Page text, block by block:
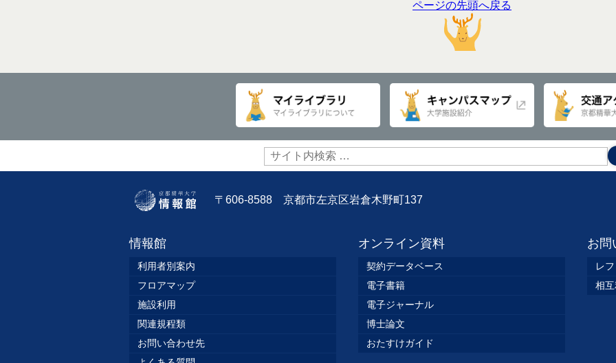
ページの先頭へ戻る
サ
イ
ト
検
〒606-8588 京都市左京区岩倉木野町137
情報館
利用者別案内
フロアマップ
施設利用
関連規程類
お問い合わせ先
オンライン資料
契約データベース
電子書籍
電子ジャーナル
博士論文
おたすけガイド
お問
レ
相互